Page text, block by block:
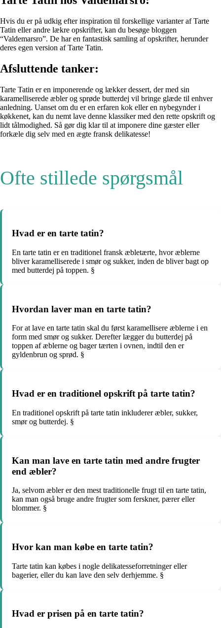
Hvis du er på udkig efter inspiration til forskellige varianter af Tarte
Tatin eller andre lækre opskrifter, kan du besøge bloggen
“Valdemarsro”. De har en fantastisk samling af opskrifter, herunder
deres egen version af Tarte Tatin.
Afsluttende tanker:
Tarte Tatin er en imponerende og lækker dessert, der med sin
karamelliserede æbler og sprøde butterdej vil bringe glæde til enhver
anledning. Uanset om du er en erfaren kok eller en nybegynder i
køkkenet, kan du nemt lave denne klassiker med den rette opskrift og
lidt tålmodighed. Så gør dig klar til at imponere dine gæster eller
forkæle dig selv med en ægte fransk delikatesse!
Ofte stillede spørgsmål
Hvad er en tarte tatin?
En tarte tatin er en traditionel fransk æbletærte, hvor æblerne
bliver karamelliserede i smør og sukker, inden de bliver bagt op
med butterdej på toppen. §
Hvordan laver man en tarte tatin?
For at lave en tarte tatin skal du først karamellisere æblerne i en
form med smør og sukker. Derefter lægger du butterdej på
toppen af æblerne og bager tærten i ovnen, indtil den er
gyldenbrun og sprød. §
Hvad er en traditionel opskrift på tarte tatin?
En traditionel opskrift på tarte tatin inkluderer æbler, sukker,
smør og butterdej. §
Kan man lave en tarte tatin med andre frugter
end æbler?
Ja, selvom æbler er den mest traditionelle frugt til en tarte tatin,
kan man også bruge andre frugter som ferskner, pærer eller
blommer. §
Hvor kan man købe en tarte tatin?
Tarte tatin kan købes i nogle delikatesseforretninger eller
bagerier, eller du kan lave den selv derhjemme. §
Hvad er prisen på en tarte tatin?